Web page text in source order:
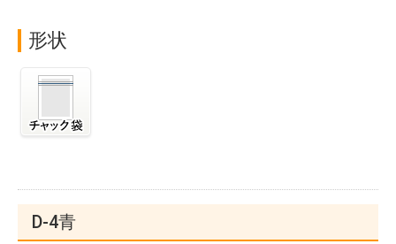
形状
D-4青